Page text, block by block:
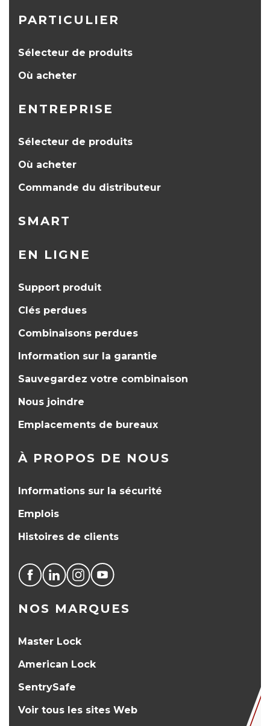
PARTICULIER
Sélecteur de produits
Où acheter
ENTREPRISE
Sélecteur de produits
Où acheter
Commande du distributeur
SMART
EN LIGNE
Support produit
Clés perdues
Combinaisons perdues
Information sur la garantie
Sauvegardez votre combinaison
Nous joindre
Emplacements de bureaux
À PROPOS DE NOUS
Informations sur la sécurité
Emplois
Histoires de clients
NOS MARQUES
Master Lock
American Lock
SentrySafe
Voir tous les sites Web